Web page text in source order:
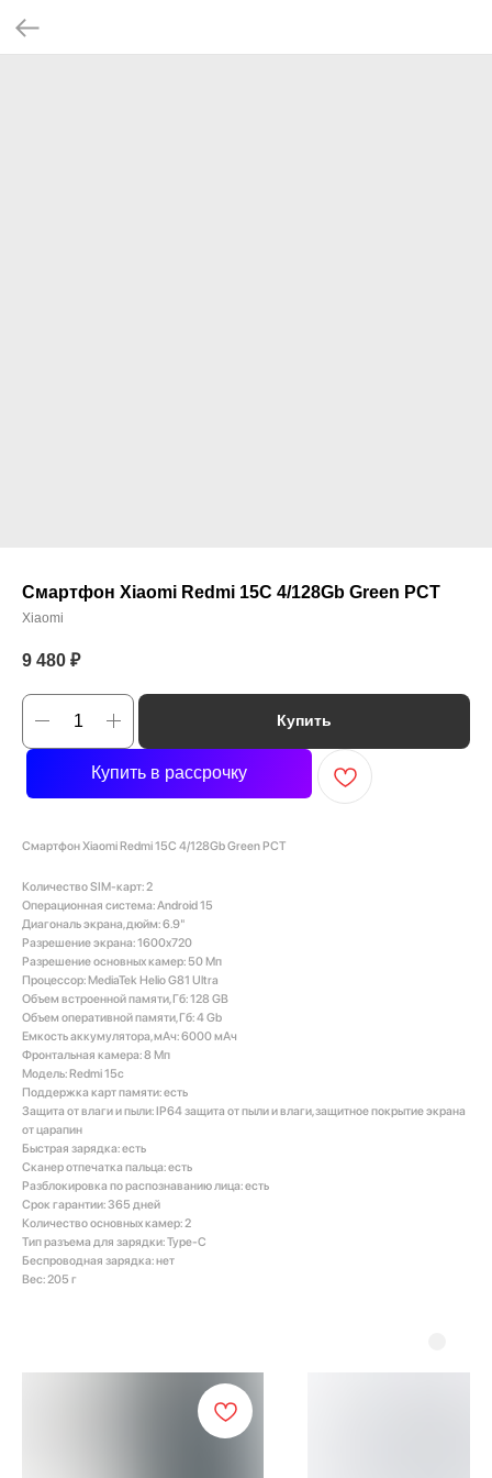
Смартфон Xiaomi Redmi 15C 4/128Gb Green РСТ
Xiaomi
9 480 ₽
Купить
Купить в рассрочку
Смартфон Xiaomi Redmi 15C 4/128Gb Green РСТ
Количество SIM-карт: 2
Операционная система: Android 15
Диагональ экрана, дюйм: 6.9"
Разрешение экрана: 1600x720
Разрешение основных камер: 50 Мп
Процессор: MediaTek Helio G81 Ultra
Объем встроенной памяти, Гб: 128 GB
Объем оперативной памяти, Гб: 4 Gb
Емкость аккумулятора, мАч: 6000 мАч
Фронтальная камера: 8 Мп
Модель: Redmi 15c
Поддержка карт памяти: есть
Защита от влаги и пыли: IP64 защита от пыли и влаги, защитное покрытие экрана
от царапин
Быстрая зарядка: есть
Сканер отпечатка пальца: есть
Разблокировка по распознаванию лица: есть
Срок гарантии: 365 дней
Количество основных камер: 2
Тип разъема для зарядки: Type-C
Беспроводная зарядка: нет
Вес: 205 г